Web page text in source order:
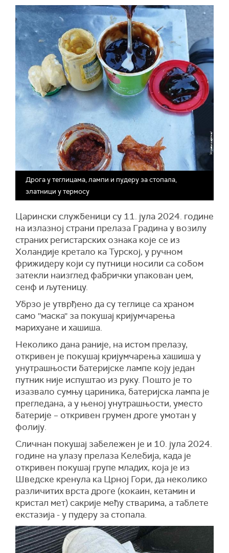
Дрога у теглицама, лампи и пудеру за стопала,
златници у термосу
Царински службеници су 11. јула 2024. године
на излазној страни прелаза Градина у возилу
страних регистарских ознака које се из
Холандије кретало ка Турској, у ручном
фрижидеру који су путници носили са собом
затекли наизглед фабрички упакован џем,
сенф и љутеницу.
Убрзо је утврђено да су теглице са храном
само ''маска'' за покушај кријумчарења
марихуане и хашиша.
Неколико дана раније, на истом прелазу,
откривен је покушај кријумчарења хашиша у
унутрашњости батеријске лампе коју један
путник није испуштао из руку. Пошто је то
изазвало сумњу цариника, батеријска лампа је
прегледана, а у њеној унутрашњости, уместо
батерије – откривен грумен дроге умотан у
фолију.
Сличнан покушај забележен је и 10. јула 2024.
године на улазу прелаза Келебија, када је
откривен покушај групе младих, која је из
Шведске кренула ка Црној Гори, да неколико
различитих врста дроге (кокаин, кетамин и
кристал мет) сакрије међу стварима, а таблете
екстазија - у пудеру за стопала.